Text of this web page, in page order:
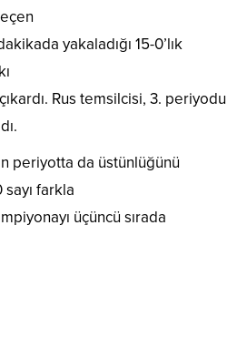
yakaladığı 15-0’lık
Rus temsilcisi, 3. periyodu
periyotta da üstünlüğünü
farkla
üçüncü sırada